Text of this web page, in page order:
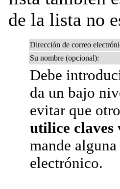
de la lista no
Dirección de correo
Su nombre (opcional):
Debe
da un bajo
evitar que
utilice claves
mande
electrónico.